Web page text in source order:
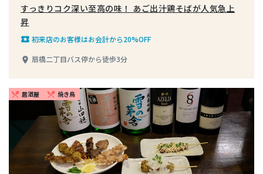
すっきりコク深い至高の味！ あご出汁鶏そばが人気急上
昇
local_play 初来店のお客様はお会計から20%OFF
place 扇橋二丁目バス停から徒歩3分
restaurant_menu 居酒屋 restaurant_menu 焼き鳥